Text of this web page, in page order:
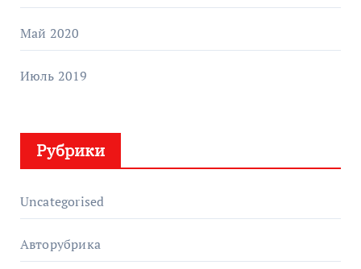
Май 2020
Июль 2019
Рубрики
Uncategorised
Авторубрика